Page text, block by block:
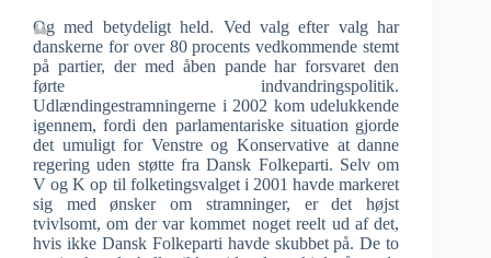
Og med betydeligt held. Ved valg efter valg har
danskerne for over 80 procents vedkommende stemt
på partier, der med åben pande har forsvaret den
førte indvandringspolitik.
Udlændingestramningerne i 2002 kom udelukkende
igennem, fordi den parlamentariske situation gjorde
det umuligt for Venstre og Konservative at danne
regering uden støtte fra Dansk Folkeparti. Selv om
V og K op til folketingsvalget i 2001 havde markeret
sig med ønsker om stramninger, er det højst
tvivlsomt, om der var kommet noget reelt ud af det,
hvis ikke Dansk Folkeparti havde skubbet på. De to